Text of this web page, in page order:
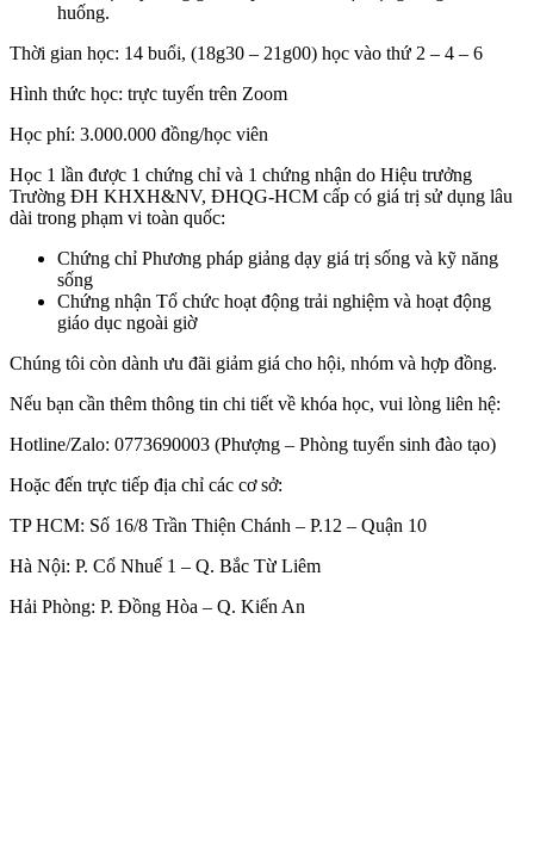
huống.
Thời gian học: 14 buổi, (18g30 – 21g00) học vào thứ 2 – 4 – 6
Hình thức học: trực tuyến trên Zoom
Học phí: 3.000.000 đồng/học viên
Học 1 lần được 1 chứng chỉ và 1 chứng nhận do Hiệu trưởng
Trường ĐH KHXH&NV, ĐHQG-HCM cấp có giá trị sử dụng lâu
dài trong phạm vi toàn quốc:
Chứng chỉ Phương pháp giảng dạy giá trị sống và kỹ năng
sống
Chứng nhận Tổ chức hoạt động trải nghiệm và hoạt động
giáo dục ngoài giờ
Chúng tôi còn dành ưu đãi giảm giá cho hội, nhóm và hợp đồng.
Nếu bạn cần thêm thông tin chi tiết về khóa học, vui lòng liên hệ:
Hotline/Zalo: 0773690003 (Phượng – Phòng tuyển sinh đào tạo)
Hoặc đến trực tiếp địa chỉ các cơ sở:
TP HCM: Số 16/8 Trần Thiện Chánh – P.12 – Quận 10
Hà Nội: P. Cổ Nhuế 1 – Q. Bắc Từ Liêm
Hải Phòng: P. Đồng Hòa – Q. Kiến An